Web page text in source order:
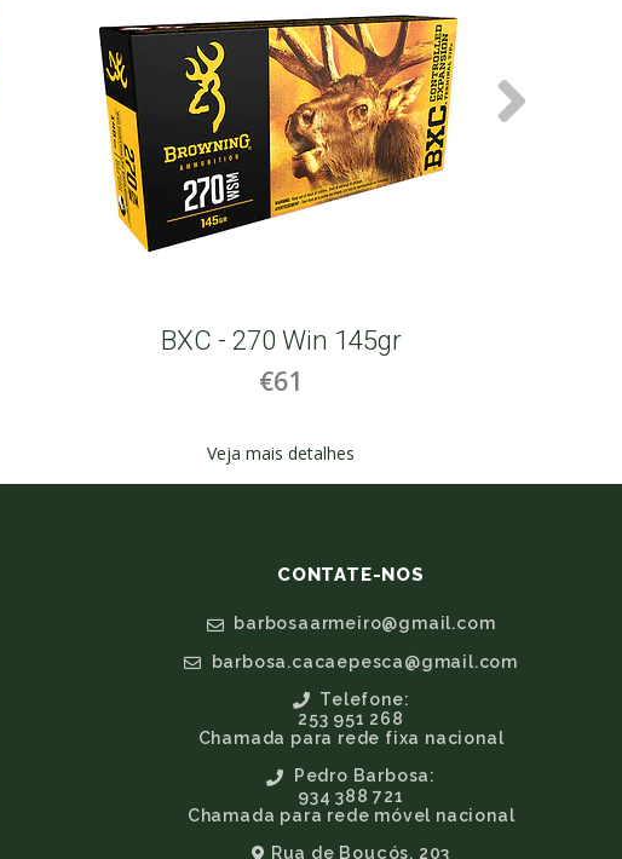
BXC - 270 Win 145gr
€61
Veja mais detalhes
CONTATE-NOS
barbosaarmeiro@gmail.com
barbosa.cacaepesca@gmail.com
Telefone:
253 951 268
Chamada para rede fixa nacional
Pedro Barbosa:
934 388 721
Chamada para rede móvel nacional
Rua de Bouçós, 203